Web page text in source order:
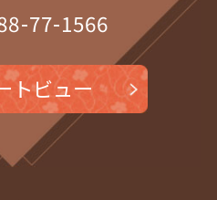
4月 (1)
3月(1)
2月(1)
1月(1)
77-1566
トビュー